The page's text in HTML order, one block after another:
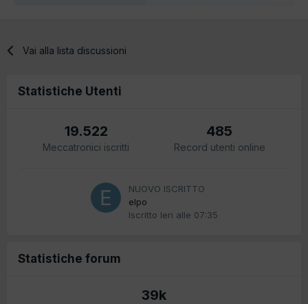
Vai alla lista discussioni
Statistiche Utenti
19.522
Meccatronici iscritti
485
Record utenti online
NUOVO ISCRITTO
elpo
Iscritto Ieri alle 07:35
Statistiche forum
39k